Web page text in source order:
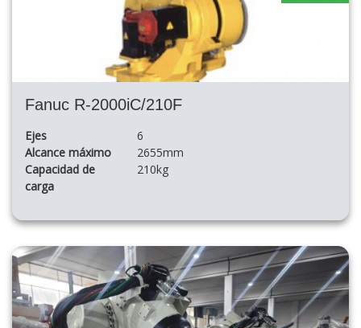
Fanuc R-2000iC/210F
Ejes
6
Alcance máximo
2655mm
Capacidad de
carga
210kg